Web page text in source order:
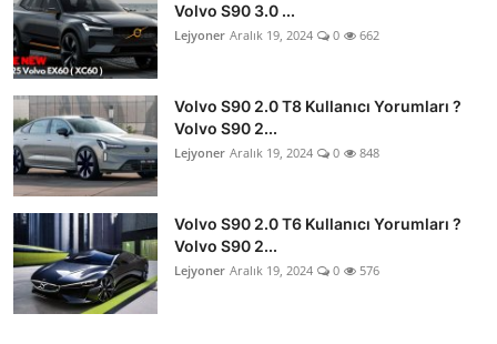
Volvo S90 3.0 ...
Lejyoner Aralık 19, 2024 0 662
Volvo S90 2.0 T8 Kullanıcı Yorumları ?
Volvo S90 2...
Lejyoner Aralık 19, 2024 0 848
Volvo S90 2.0 T6 Kullanıcı Yorumları ?
Volvo S90 2...
Lejyoner Aralık 19, 2024 0 576